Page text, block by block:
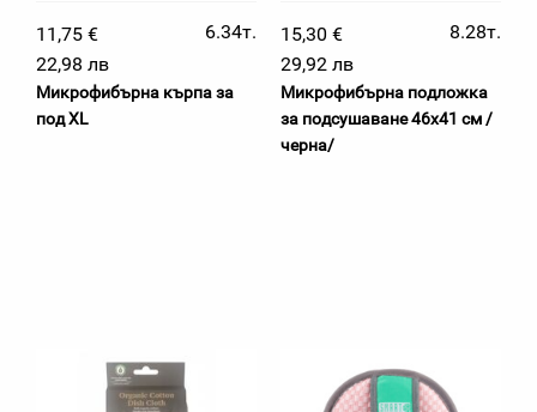
11,75 €
6.34т.
22,98 лв
Микрофибърна кърпа за
под XL
15,30 €
8.28т.
29,92 лв
Микрофибърна подложка
за подсушаване 46х41 см /
черна/